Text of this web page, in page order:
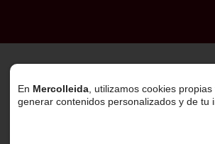
En Mercolleida , utilizamos cookies
generar contenidos personalizados y de